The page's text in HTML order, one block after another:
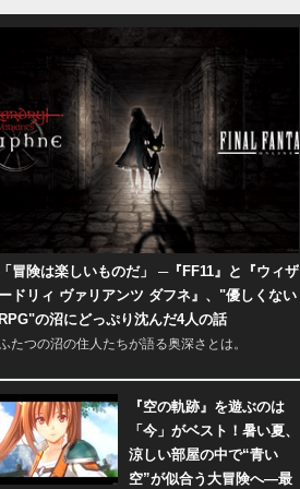
冒険は楽しいものだ」 ─『FF11』と『ウィザ
ドリィ ヴァリアンツ ダフネ』、"優しくない
の沼にどっぷり沈んだ4人の話
たつの沼の住人たちが語る奥深さとは。
『空の軌跡』を遊ぶのは
「今」がベスト！暑い夏、
涼しい部屋の中で“青い
空”が似合う大冒険へ―最